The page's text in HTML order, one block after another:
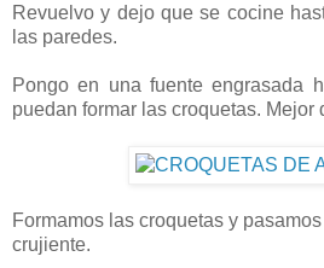
Revuelvo y dejo que se cocine
las paredes.
Pongo en una fuente engrasada
puedan formar las croquetas. Mejor
Formamos las croquetas y
crujiente.